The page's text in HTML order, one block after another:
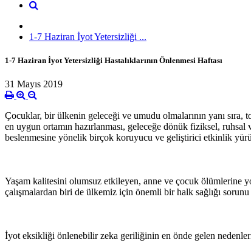
1-7 Haziran İyot Yetersizliği ...
1-7 Haziran İyot Yetersizliği Hastalıklarının Önlenmesi Haftası
31 Mayıs 2019
Çocuklar, bir ülkenin geleceği ve umudu olmalarının yanı
en uygun ortamın hazırlanması, geleceğe dönük fiziksel, ruhsal
beslenmesine yönelik birçok koruyucu ve geliştirici etkinlik
Yaşam kalitesini olumsuz etkileyen, anne ve çocuk ölümlerine
çalışmalardan biri de ülkemiz için önemli bir halk sağlığı
İyot eksikliği önlenebilir zeka geriliğinin en önde gelen